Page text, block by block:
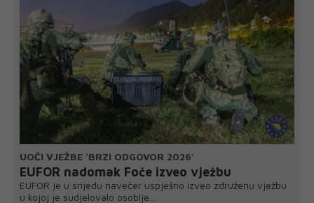
UOČI VJEŽBE 'BRZI ODGOVOR 2026'
EUFOR nadomak Foče izveo vježbu
EUFOR je u srijedu navečer uspješno izveo združenu vježbu
u kojoj je sudjelovalo osoblje...